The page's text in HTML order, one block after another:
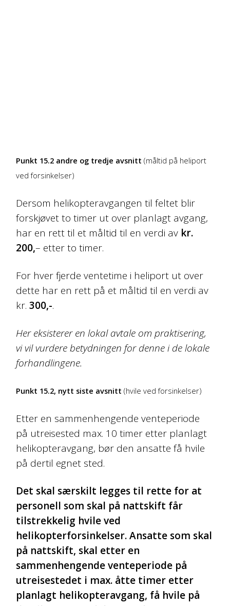
Punkt 15.2 andre og tredje avsnitt (måltid på heliport
ved forsinkelser)
Dersom helikopteravgangen til feltet blir
forskjøvet to timer ut over planlagt avgang,
har en rett til et måltid til en verdi av kr.
200,– etter to timer.
For hver fjerde ventetime i heliport ut over
dette har en rett på et måltid til en verdi av
kr. 300,-.
Her eksisterer en lokal avtale om praktisering,
vi vil vurdere betydningen for denne i de lokale
forhandlingene.
Punkt 15.2, nytt siste avsnitt (hvile ved forsinkelser)
Etter en sammenhengende venteperiode
på utreisested max. 10 timer etter planlagt
helikopteravgang, bør den ansatte få hvile
på dertil egnet sted.
Det skal særskilt legges til rette for at
personell som skal på nattskift får
tilstrekkelig hvile ved
helikopterforsinkelser. Ansatte som skal
på nattskift, skal etter en
sammenhengende venteperiode på
utreisestedet i max. åtte timer etter
planlagt helikopteravgang, få hvile på